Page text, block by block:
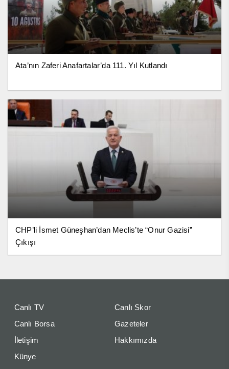
Ata’nın Zaferi Anafartalar’da 111. Yıl Kutlandı
CHP’li İsmet Güneşhan’dan Meclis’te “Onur Gazisi”
Çıkışı
Canlı TV
Canlı Skor
Canlı Borsa
Gazeteler
İletişim
Hakkımızda
Künye